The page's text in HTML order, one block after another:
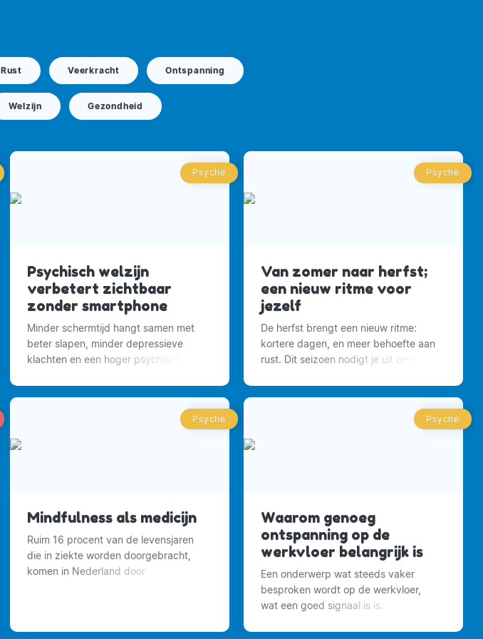
Rust Veerkracht Ontspanning
Welzijn Gezondheid
Psyche
Psychisch welzijn
verbetert zichtbaar
zonder smartphone
Minder schermtijd hangt samen met
beter slapen, minder depressieve
klachten en een hoger psychisch
Psyche
Van zomer naar herfst;
een nieuw ritme voor
jezelf
De herfst brengt een nieuw ritme:
kortere dagen, en meer behoefte aan
rust. Dit seizoen nodigt je uit om te
Psyche
Mindfulness als medicijn
Ruim 16 procent van de levensjaren
die in ziekte worden doorgebracht,
komen in Nederland door
Psyche
Waarom genoeg
ontspanning op de
werkvloer belangrijk is
Een onderwerp wat steeds vaker
besproken wordt op de werkvloer,
wat een goed signaal is is.